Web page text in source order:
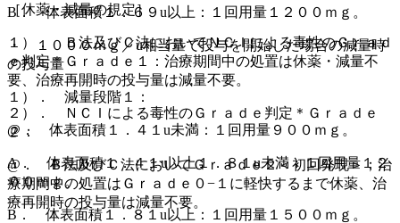
B． 体表面積１．６９u以上：１回用量１２００ｍｇ。
・ １０００ｍｇ／u相当量で投与を開始した場合の減量時
の投与量
１）． 減量段階１：
@． 体表面積１．４１u未満：１回用量９００ｍｇ。
A． 体表面積１．４１u以上１．８１u未満：１回用量１２
００ｍｇ。
B． 体表面積１．８１u以上：１回用量１５００ｍｇ。
［休薬・減量の規定］
１）． Ｂ法及びＣ法においてＮＣＩによる毒性のＧｒａｄ
ｅ判定＊Ｇｒａｄｅ１：治療期間中の処置は休薬・減量不
要、治療再開時の投与量は減量不要。
２）． ＮＣＩによる毒性のＧｒａｄｅ判定＊Ｇｒａｄｅ
２：
@． Ｂ法及びＣ法においてＧｒａｄｅ２＜初回発現＞；治
療期間中の処置はＧｒａｄｅ０−１に軽快するまで休薬、治
療再開時の投与量は減量不要。